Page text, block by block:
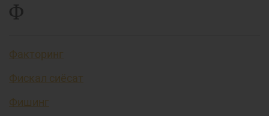
Ф
Факторинг
Фискал сиёсат
Фишинг